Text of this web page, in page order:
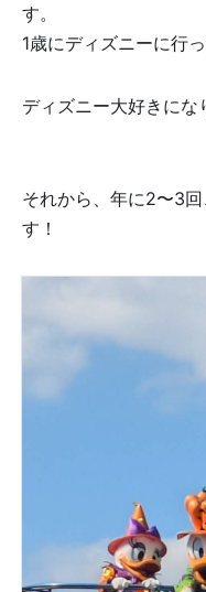
す。
1歳にディズニーに行
ディズニー大好きにな
それから、年に2〜3
す！